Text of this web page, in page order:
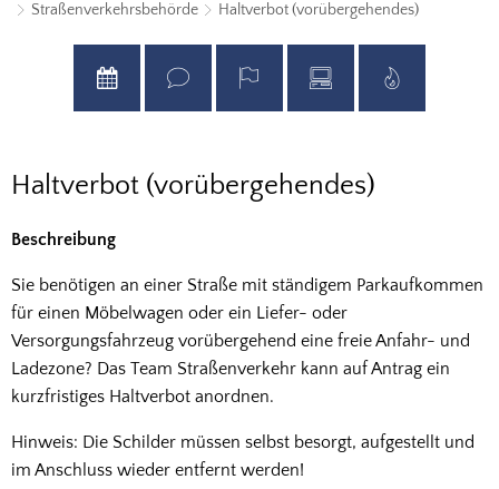
Straßenverkehrsbehörde
Haltverbot (vorübergehendes)
Haltverbot
(vorübergehendes)
Haltverbot (vorübergehendes)
Beschreibung
Sie benötigen an einer Straße mit ständigem Parkaufkommen
für einen Möbelwagen oder ein Liefer- oder
Versorgungsfahrzeug vorübergehend eine freie Anfahr- und
Ladezone? Das Team Straßenverkehr kann auf Antrag ein
kurzfristiges Haltverbot anordnen.
Hinweis: Die Schilder müssen selbst besorgt, aufgestellt und
im Anschluss wieder entfernt werden!